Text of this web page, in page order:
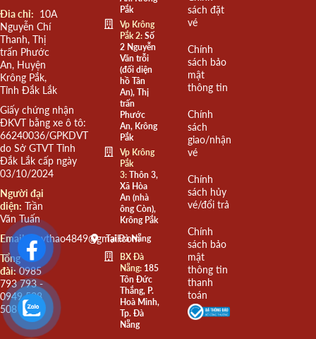
Đia chỉ: 10A
Nguyễn Chí
Thanh, Thị
trấn Phước
An, Huyện
Krông Pắk,
Tỉnh Đắk Lắk
Giấy chứng nhận
ĐKVT bằng xe ô tô:
66240036/GPKDVT
do Sở GTVT Tỉnh
Đắk Lắk cấp ngày
03/10/2024
Người đại
diện: Trần
Văn Tuấn
Email: quythao4849@gmail.com
Tổng
đài:0985
793 793 -
0949 508
508
Pắk
Vp Krông
Pắk 2:Số
2 Nguyễn
Văn trỗi
(đối diện
hồ Tân
An), Thị
trấn
Phước
An, Krông
Pắk
Vp Krông
Pắk
3:Thôn 3,
Xã Hòa
An (nhà
ông Còn),
Krông Pắk
Tại Đà Nẵng
BX Đà
Nẵng:185
Tôn Đức
Thắng, P.
Hoà Minh,
Tp. Đà
Nẵng
sách đặt
vé
Chính
sách bảo
mật
thông tin
Chính
sách
giao/nhận
vé
Chính
sách hủy
vé/đổi trả
Chính
sách bảo
mật
thông tin
thanh
toán